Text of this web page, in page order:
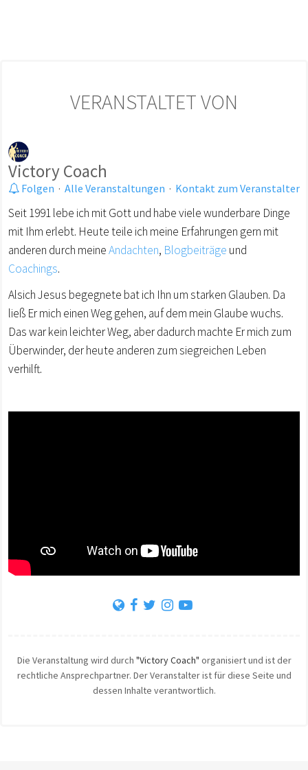
VERANSTALTET VON
Victory Coach
Folgen · Alle Veranstaltungen · Kontakt zum Veranstalter
Seit 1991 lebe ich mit Gott und habe viele wunderbare Dinge
mit Ihm erlebt. Heute teile ich meine Erfahrungen gern mit
anderen durch meineAndachten, Blogbeiträge und
Coachings.
Alsich Jesus begegnete bat ich Ihn um starken Glauben. Da
ließ Er mich einen Weg gehen, auf dem mein Glaube wuchs.
Das war kein leichter Weg, aber dadurch machte Er mich zum
Überwinder, der heute anderen zum siegreichen Leben
verhilft.
Die Veranstaltung wird durch "Victory Coach" organisiert und ist der
rechtliche Ansprechpartner. Der Veranstalter ist für diese Seite und
dessen Inhalte verantwortlich.